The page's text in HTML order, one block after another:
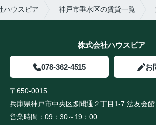
ハウスピア 神戸市垂水区の賃貸一覧
株式会社ハウスピア
078-362-4515 お
〒650-0015
兵庫県神戸市中央区多聞通２丁目1-7 法友会
営業時間： 09：30～19：00